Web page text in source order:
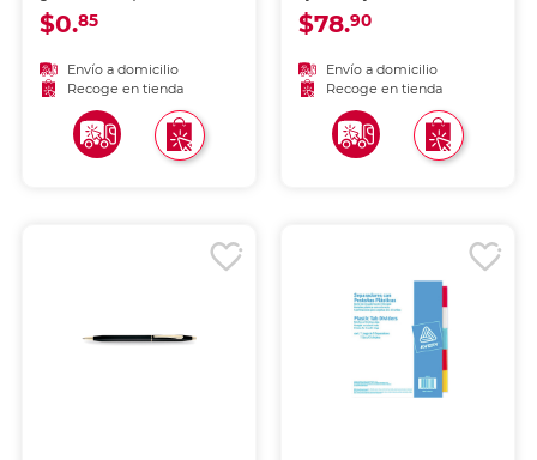
trazos de lápiz sin maltratar
el papel. Ideal para escuela,
$0.85
Envío a domicilio
Recoge en tienda
Cuerpo metálico con
acabados premium, ideal
regalo corporativo.
$78.90
Envío a domicilio
Recoge en tienda